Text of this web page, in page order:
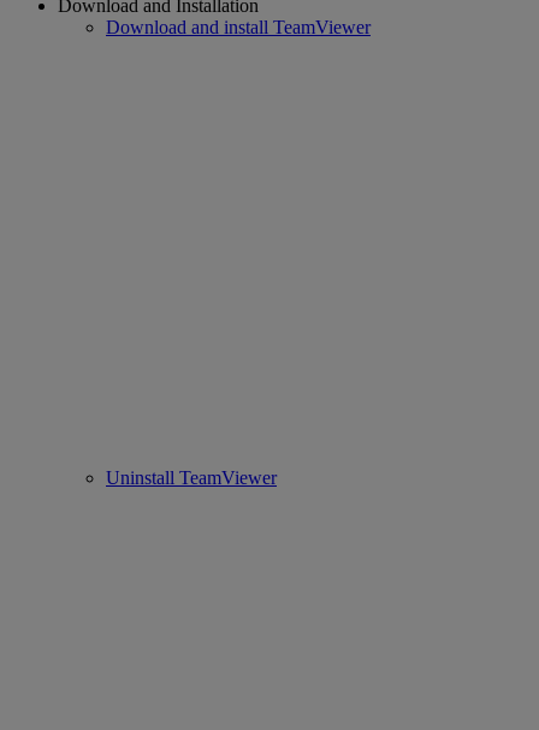
Download and Installation
Download and install TeamViewer
Uninstall TeamViewer